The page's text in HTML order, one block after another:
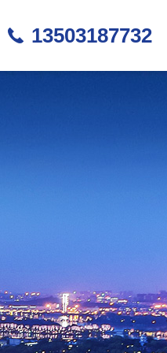
13503187732